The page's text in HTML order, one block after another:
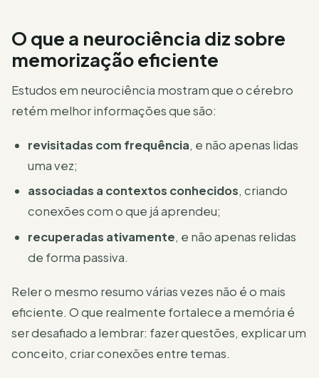
O que a neurociência diz sobre
memorização eficiente
Estudos em neurociência mostram que o cérebro
retém melhor informações que são:
revisitadas com frequência, e não apenas lidas
uma vez;
associadas a contextos conhecidos, criando
conexões com o que já aprendeu;
recuperadas ativamente, e não apenas relidas
de forma passiva.
Reler o mesmo resumo várias vezes não é o mais
eficiente. O que realmente fortalece a memória é
ser desafiado a lembrar: fazer questões, explicar um
conceito, criar conexões entre temas.